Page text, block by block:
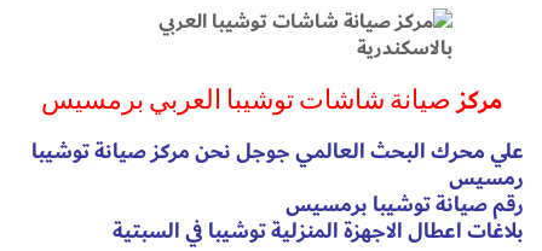
مركزصيانة شاشات توشيبا العربي برمسيس
علي محرك البحث العالمي جوجل نحن مركز صيانة توشيبا
رمسيس
رقم صيانة توشيبا برمسيس
بلاغات اعطال الاجهزة المنزلية توشيبا في السبتية